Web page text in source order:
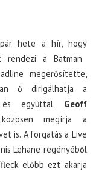
hete a hír, hogy
rendezi a Batman
megerősítette,
ő dirigálhatja a
és egyúttal Geoff
megírja a
is. A forgatás a Live
Lehane regényéből
előbb ezt akarja